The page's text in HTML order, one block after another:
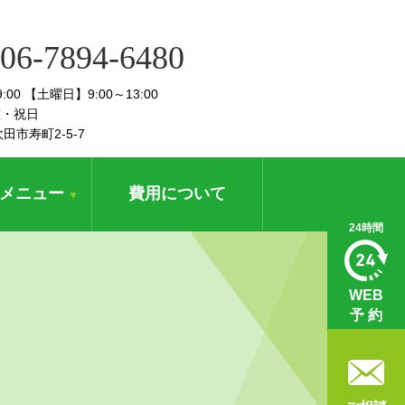
06-7894-6480
【土曜日】9:00～13:00
祝日
市寿町2-5-7
24時間
WEB
予 約
ニュー ▼ 費用について